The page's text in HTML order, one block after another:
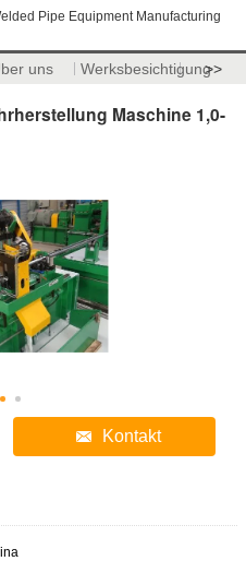
Pipe Equipment Manufacturing
uns Werksbesichtigung>>
Maschine 1,0-
Kontakt